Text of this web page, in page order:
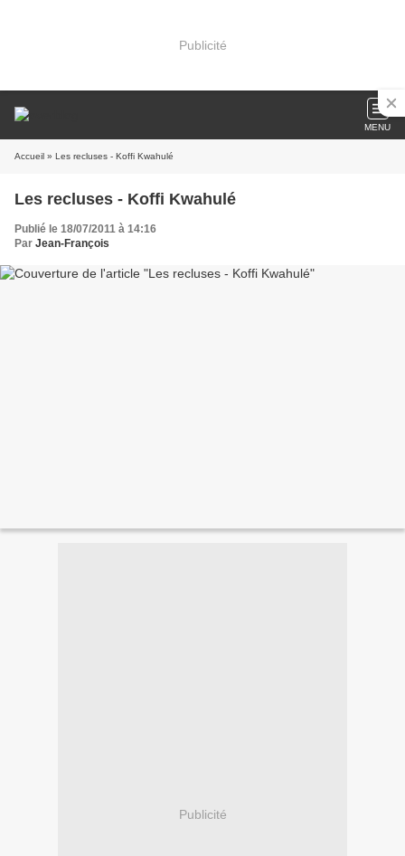
Publicité
MENU
Accueil » Les recluses - Koffi Kwahulé
Les recluses - Koffi Kwahulé
Publié le 18/07/2011 à 14:16
Par Jean-François
Publicité